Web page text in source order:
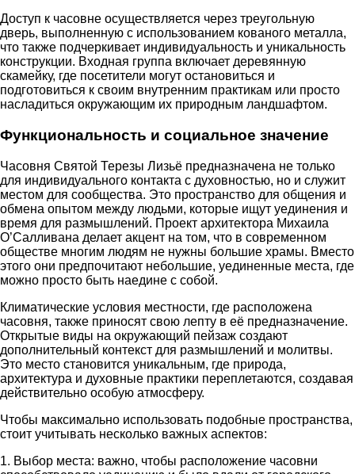
Доступ к часовне осуществляется через треугольную
дверь, выполненную с использованием кованого металла,
что также подчеркивает индивидуальность и уникальность
конструкции. Входная группа включает деревянную
скамейку, где посетители могут остановиться и
подготовиться к своим внутренним практикам или просто
насладиться окружающим их природным ландшафтом.
Функциональность и социальное значение
Часовня Святой Терезы Лизьё предназначена не только
для индивидуального контакта с духовностью, но и служит
местом для сообщества. Это пространство для общения и
обмена опытом между людьми, которые ищут уединения и
время для размышлений. Проект архитектора Михаила
О’Салливана делает акцент на том, что в современном
обществе многим людям не нужны большие храмы. Вместо
этого они предпочитают небольшие, уединенные места, где
можно просто быть наедине с собой.
Климатические условия местности, где расположена
часовня, также приносят свою лепту в её предназначение.
Открытые виды на окружающий пейзаж создают
дополнительный контекст для размышлений и молитвы.
Это место становится уникальным, где природа,
архитектура и духовные практики переплетаются, создавая
действительно особую атмосферу.
Чтобы максимально использовать подобные пространства,
стоит учитывать несколько важных аспектов:
1. Выбор места: важно, чтобы расположение часовни